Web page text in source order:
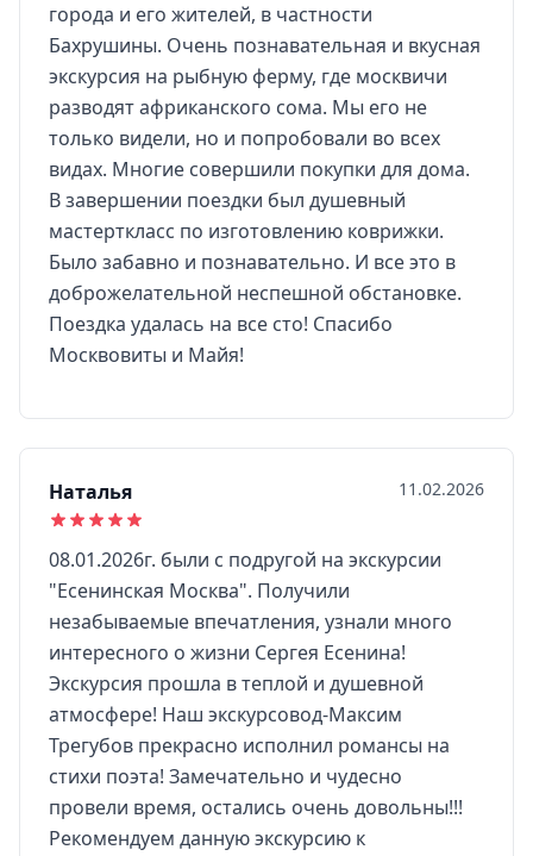
города и его жителей, в частности
Бахрушины. Очень познавательная и вкусная
экскурсия на рыбную ферму, где москвичи
разводят африканского сома. Мы его не
только видели, но и попробовали во всех
видах. Многие совершили покупки для дома.
В завершении поездки был душевный
мастерткласс по изготовлению коврижки.
Было забавно и познавательно. И все это в
доброжелательной неспешной обстановке.
Поездка удалась на все сто! Спасибо
Москвовиты и Майя!
Наталья 11.02.2026
08.01.2026г. были с подругой на экскурсии
"Есенинская Москва". Получили
незабываемые впечатления, узнали много
интересного о жизни Сергея Есенина!
Экскурсия прошла в теплой и душевной
атмосфере! Наш экскурсовод-Максим
Трегубов прекрасно исполнил романсы на
стихи поэта! Замечательно и чудесно
провели время, остались очень довольны!!!
Рекомендуем данную экскурсию к